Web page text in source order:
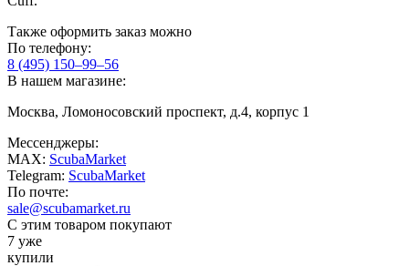
Также оформить заказ можно
По телефону:
8 (495) 150–99–56
В нашем магазине:
Москва, Ломоносовский проспект, д.4, корпус 1
Мессенджеры:
MAX: ScubaMarket
Telegram: ScubaMarket
По почте:
sale@scubamarket.ru
С этим товаром покупают
7 уже
купили